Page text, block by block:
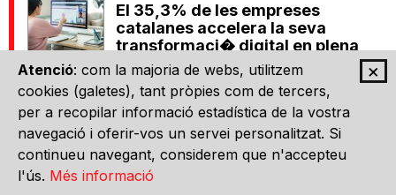
El 35,3% de les empreses
catalanes accelera la seva
transformaci� digital en plena
pand�mia
Dilluns, 23 de novembre de 2020 | 10:15h
SQLI escull Catalunya per a la
primera filial a la pen�nsula
×
Atenció: com la majoria de webs, utilitzem
cookies (galetes), tant pròpies com de tercers,
per a recopilar informació estadística de la vostra
navegació i oferir-vos un servei personalitzat. Si
continueu navegant, considerem que n'accepteu
l'ús. Més informació